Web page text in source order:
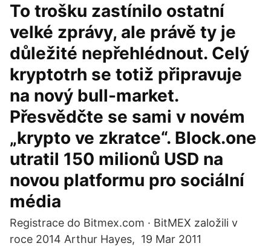
To trošku zastínilo ostatní
velké zprávy, ale právě ty je
důležité nepřehlédnout. Celý
kryptotrh se totiž připravuje
na nový bull-market.
Přesvědčte se sami v novém
„krypto ve zkratce“. Block.one
utratil 150 milionů USD na
novou platformu pro sociální
média
Registrace do Bitmex.com · BitMEX založili v
roce 2014 Arthur Hayes, 19 Mar 2011